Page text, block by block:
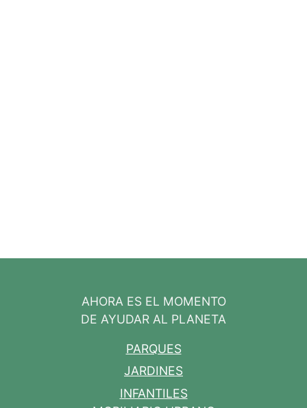
AHORA ES EL MOMENTO
DE AYUDAR AL PLANETA
PARQUES
JARDINES
INFANTILES